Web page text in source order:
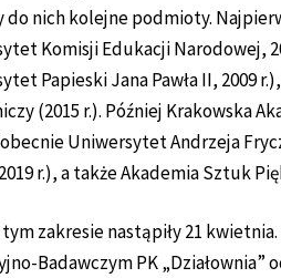
do nich kolejne podmioty.
Komisji Edukacji Narodowej,
Papieski Jana Pawła II, 2009
(2015 r.). Później Krakowska
Uniwersytet Andrzeja
r.), a także Akademia Sztuk
zakresie nastąpiły 21
Badawczym PK „Działownia”